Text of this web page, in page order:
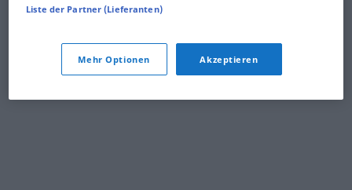
Liste der Partner (Lieferanten)
Mehr Optionen Akzeptieren